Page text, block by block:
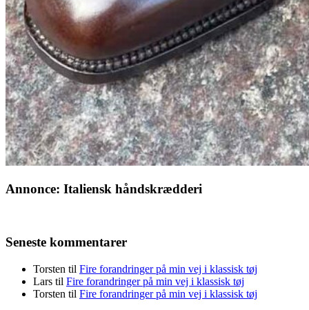
Annonce: Italiensk håndskrædderi
Seneste kommentarer
Torsten til Fire forandringer på min vej i klassisk tøj
Lars til Fire forandringer på min vej i klassisk tøj
Torsten til Fire forandringer på min vej i klassisk tøj